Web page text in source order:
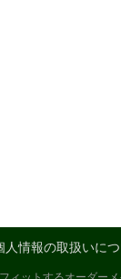
人情報の取扱いに